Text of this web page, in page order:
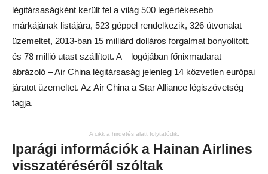
légitársaságként került fel a világ 500 legértékesebb
márkájának listájára, 523 géppel rendelkezik, 326 útvonalat
üzemeltet, 2013-ban 15 milliárd dolláros forgalmat bonyolított,
és 78 millió utast szállított. A – logójában főnixmadarat
ábrázoló – Air China légitársaság jelenleg 14 közvetlen európai
járatot üzemeltet. Az Air China a Star Alliance légiszövetség
tagja.
A cikk a hirdetés alatt folytatódik.
Iparági információk a Hainan Airlines
visszatéréséről szóltak